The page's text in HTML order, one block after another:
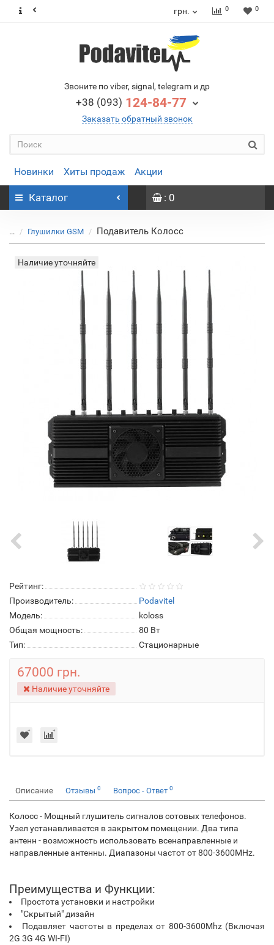
грн. 0 0
Звоните по viber, signal, telegram и др
+38 (093) 124-84-77
Заказать обратный звонок
Новинки Хиты продаж Акции
Каталог : 0
... Глушилки GSM Подавитель Колосс
Наличие уточняйте
Рейтинг:
Производитель:
Podavitel
Модель:
koloss
Общая мощность:
80 Вт
Тип:
Стационарные
67000 грн.
Наличие уточняйте
Описание Отзывы 0 Вопрос - Ответ 0
Колосс - Мощный глушитель сигналов сотовых телефонов.
Узел устанавливается в закрытом помещении. Два типа
антенн - возможность использовать всенаправленные и
направленные антенны. Диапазоны частот от 800-3600MHz.
Преимущества и Функции:
Простота установки и настройки
"Скрытый" дизайн
Подавляет частоты в пределах от 800-3600Mhz (Включая
2G 3G 4G WI-FI)